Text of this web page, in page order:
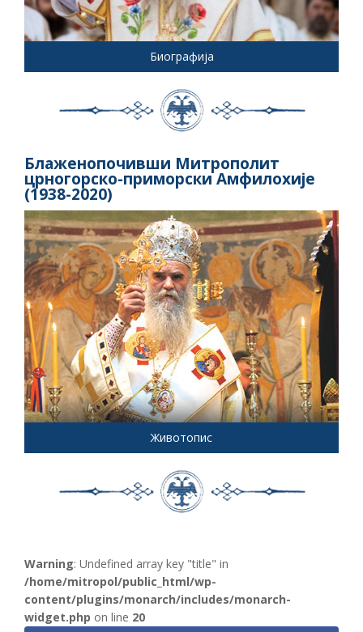
Биографија
Блаженопочивши Митрополит
црногорско-приморски Амфилохије
(1938-2020)
Животопис
Warning: Undefined array key "title" in
/home/mitropol/public_html/wp-
content/plugins/monarch/includes/monarch-
widget.php on line 20